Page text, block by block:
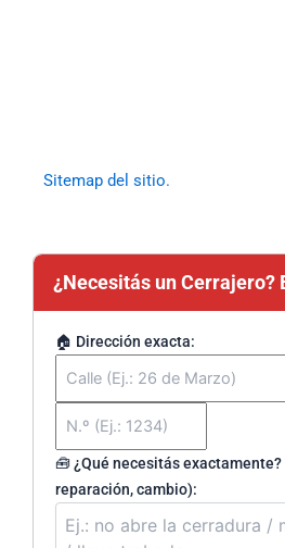
Sitemap del sitio.
¿Necesitás un Cerrajero?
🏠 Dirección exacta:
🧰 ¿Qué necesitás
reparación, cambio):